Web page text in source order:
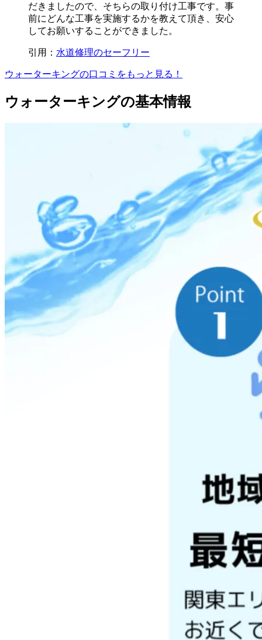
だきましたので、そちらの取り付け工事です。事
前にどんな工事を実施するかを教えて頂き、安心
してお願いすることができました。
引用： 水道修理のセーフリー
ウォーターキングの口コミをもっと見る！
ウォーターキングの基本情報